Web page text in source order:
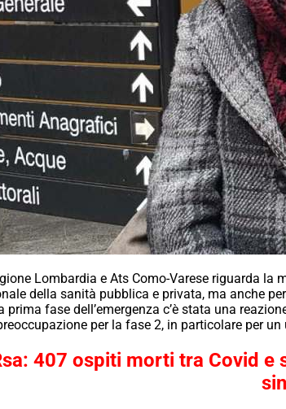
Lombardia e Ats Como-Varese riguarda
della sanità pubblica e privata, ma anche
prima fase dell’emergenza c’è stata una
per la fase 2, in particolare per un
407 ospiti morti tra Covid